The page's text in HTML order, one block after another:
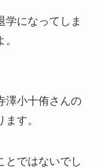
学になってしま
澤小十侑さんの
す。
とではないでし